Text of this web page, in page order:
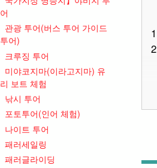
어
관광 투어(버스 투어 가이드
투어)
크루징 투어
미야코지마(이라고지마) 유
리 보트 체험
낚시 투어
포토투어(인어 체험)
나이트 투어
패러세일링
패러글라이딩